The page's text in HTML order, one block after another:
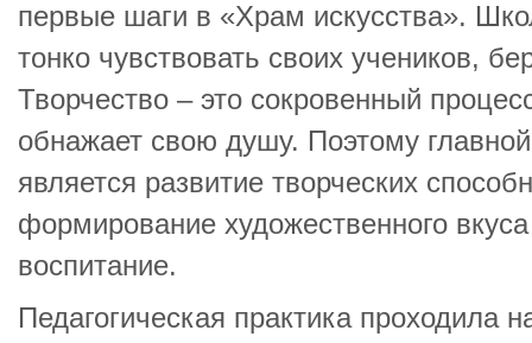
первые шаги в «Храм искусства».
тонко чувствовать своих учеников,
Творчество – это сокровенный
обнажает свою душу. Поэтому главной
является развитие творческих
формирование художественного вкуса
воспитание.
Педагогическая практика